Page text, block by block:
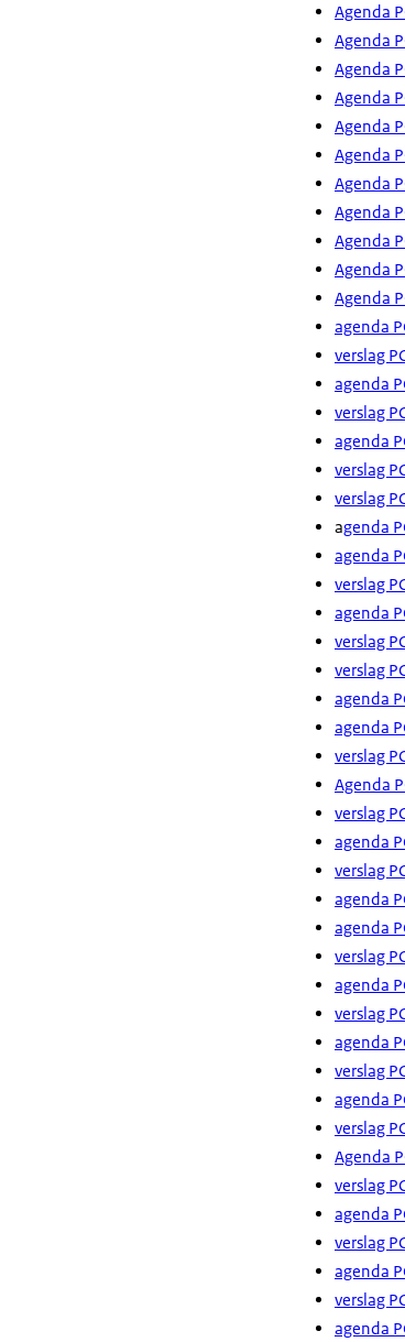
Agenda
Agenda
Agenda
Agenda
Agenda
Agenda
Agenda
Agenda
Agenda
Agenda
Agenda
agenda
verslag
agenda
verslag
agenda
verslag
verslag
agenda
agenda
verslag
agenda
verslag
verslag
agenda
agenda
verslag
Agenda
verslag
agenda
verslag
agenda
agenda
verslag
agenda
verslag
agenda
verslag
agenda
verslag
Agenda
verslag
agenda
verslag
agenda
verslag
agenda